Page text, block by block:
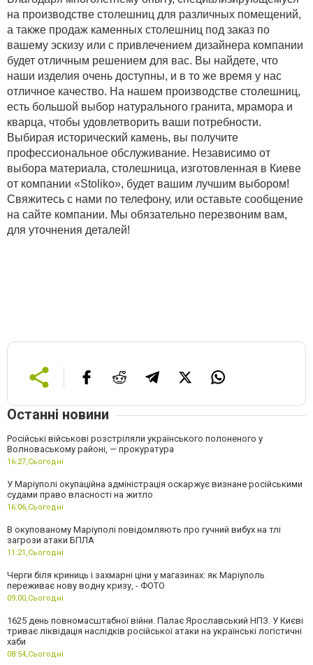
на производстве столешниц для различных помещений,
а также продаж каменных столешниц под заказ по
вашему эскизу или с привлечением дизайнера компании
будет отличным решением для вас. Вы найдете, что
наши изделия очень доступны, и в то же время у нас
отличное качество. На нашем производстве столешниц,
есть большой выбор натурального гранита, мрамора и
кварца, чтобы удовлетворить ваши потребности.
Выбирая исторический камень, вы получите
профессиональное обслуживание. Независимо от
выбора материала, столешница, изготовленная в Киеве
от компании «Stoliko», будет вашим лучшим выбором!
Свяжитесь с нами по телефону, или оставьте сообщение
на сайте компании. Мы обязательно перезвоним вам,
для уточнения деталей!
Останні новини
Російські військові розстріляли українського полоненого у
Волноваському районі, — прокуратура
16:27,Сьогодні
У Маріуполі окупаційна адміністрація оскаржує визнане російськими
судами право власності на житло
16:06,Сьогодні
В окупованому Маріуполі повідомляють про гучний вибух на тлі
загрози атаки БПЛА
11:21,Сьогодні
Черги біля криниць і захмарні ціни у магазинах: як Маріуполь
переживає нову водну кризу, - ФОТО
09:00,Сьогодні
1625 день повномасштабної війни. Палає Ярославський НПЗ. У Києві
триває ліквідація наслідків російської атаки на українські логістичні
хаби
08:54,Сьогодні